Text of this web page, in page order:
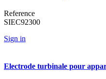
Reference
SIEC92300
Sign in
Electrode turbinale pour